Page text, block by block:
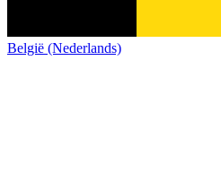
België (Nederlands)